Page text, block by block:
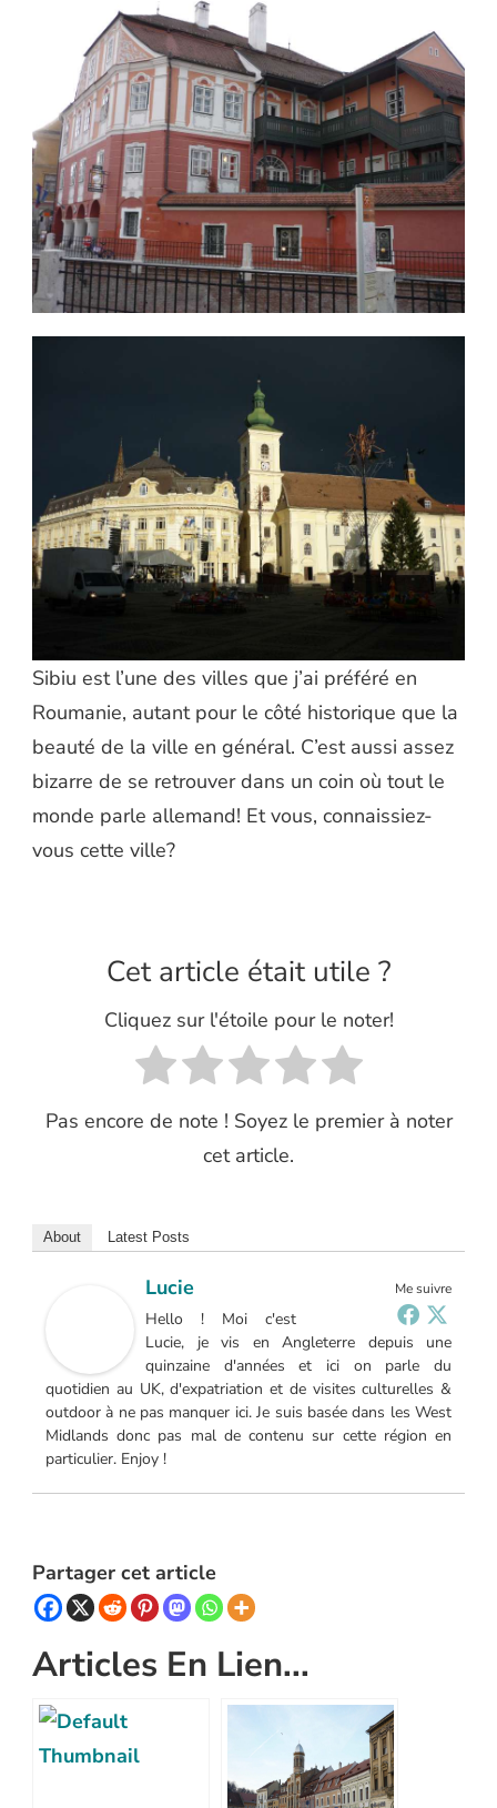
Sibiu est l’une des villes que j’ai préféré en
Roumanie, autant pour le côté historique que la
beauté de la ville en général. C’est aussi assez
bizarre de se retrouver dans un coin où tout le
monde parle allemand! Et vous, connaissiez-
vous cette ville?
Cet article était utile ?
Cliquez sur l'étoile pour le noter!
Pas encore de note ! Soyez le premier à noter
cet article.
About Latest Posts
Me suivre
Lucie
Hello ! Moi c'est
Lucie, je vis en Angleterre depuis une
quinzaine d'années et ici on parle du
quotidien au UK, d'expatriation et de visites culturelles &
outdoor à ne pas manquer ici. Je suis basée dans les West
Midlands donc pas mal de contenu sur cette région en
particulier. Enjoy !
Partager cet article
Articles En Lien...